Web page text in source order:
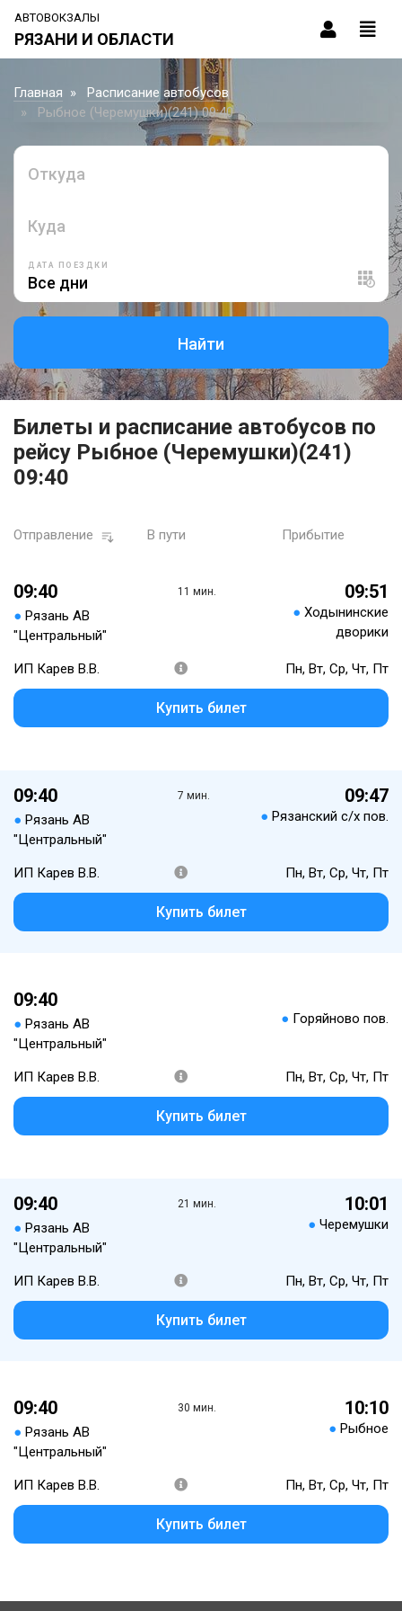
АВТОВОКЗАЛЫ
РЯЗАНИ И ОБЛАСТИ
Главная
Расписание автобусов
Рыбное (Черемушки)(241) 09:40
Откуда
Куда
ДАТА ПОЕЗДКИ
Найти
Билеты и расписание автобусов по
рейсу Рыбное (Черемушки)(241)
09:40
Отправление В пути Прибытие
09:40
● Рязань АВ
"Центральный"
11 мин. 09:51
● Ходынинские
дворики
ИП Карев В.В. Пн, Вт, Ср, Чт, Пт
Купить билет
09:40
● Рязань АВ
"Центральный"
7 мин. 09:47
● Рязанский с/х пов.
ИП Карев В.В. Пн, Вт, Ср, Чт, Пт
Купить билет
09:40
● Рязань АВ
"Центральный"
● Горяйново пов.
ИП Карев В.В. Пн, Вт, Ср, Чт, Пт
Купить билет
09:40
● Рязань АВ
"Центральный"
21 мин. 10:01
● Черемушки
ИП Карев В.В. Пн, Вт, Ср, Чт, Пт
Купить билет
09:40
● Рязань АВ
"Центральный"
30 мин. 10:10
● Рыбное
ИП Карев В.В. Пн, Вт, Ср, Чт, Пт
Купить билет